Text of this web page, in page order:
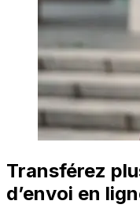
Transférez
d’envoi en